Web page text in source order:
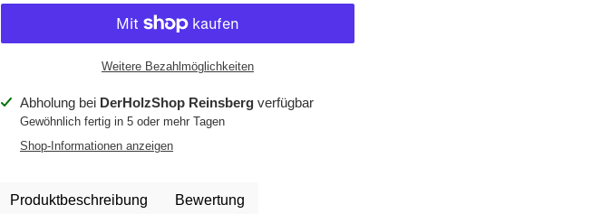
Weitere Bezahlmöglichkeiten
Produkt
zum
Abholung bei DerHolzShop Reinsberg verfügbar
Gewöhnlich fertig in 5 oder mehr Tagen
Shop-Informationen anzeigen
Produktbeschreibung Bewertung